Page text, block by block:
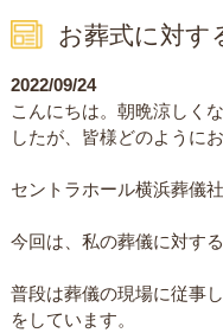
お葬式に対す
2022/09/24
こんにちは。朝晩涼しく
したが、皆様どのように
セントラホール横浜葬儀
今回は、私の葬儀に対す
普段は葬儀の現場に従事
をしています。